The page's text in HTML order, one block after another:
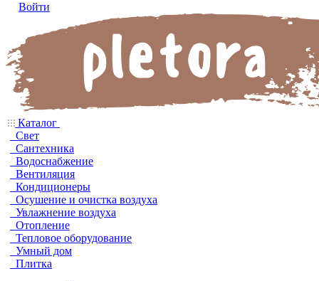
Войти
Каталог
Свет
Сантехника
Водоснабжение
Вентиляция
Кондиционеры
Осушение и очистка воздуха
Увлажнение воздуха
Отопление
Тепловое оборудование
Умный дом
Плитка